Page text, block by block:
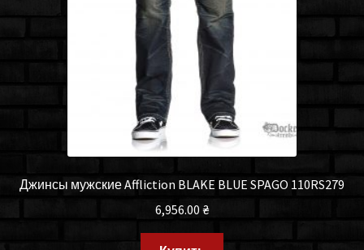
Джинсы мужские Affliction BLAKE BLUE SPAGO 110RS279
6,956.00 ₴